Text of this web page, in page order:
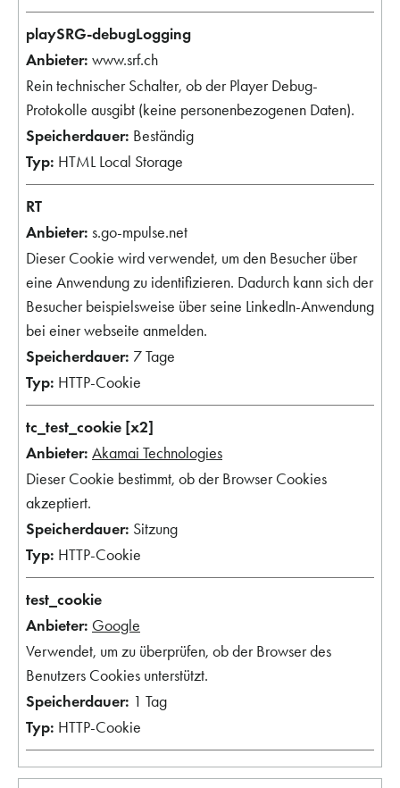
playSRG-debugLogging
www.srf.ch
Rein technischer Schalter, ob der Player Debug-
Protokolle ausgibt (keine personenbezogenen Daten).
Beständig
HTML Local Storage
RT
s.go-mpulse.net
Dieser Cookie wird verwendet, um den Besucher über
eine Anwendung zu identifizieren. Dadurch kann sich der
Besucher beispielsweise über seine LinkedIn-Anwendung
bei einer webseite anmelden.
7 Tage
HTTP-Cookie
tc_test_cookie [x2]
Akamai Technologies
Dieser Cookie bestimmt, ob der Browser Cookies
akzeptiert.
Sitzung
HTTP-Cookie
test_cookie
Google
Verwendet, um zu überprüfen, ob der Browser des
Benutzers Cookies unterstützt.
1 Tag
HTTP-Cookie